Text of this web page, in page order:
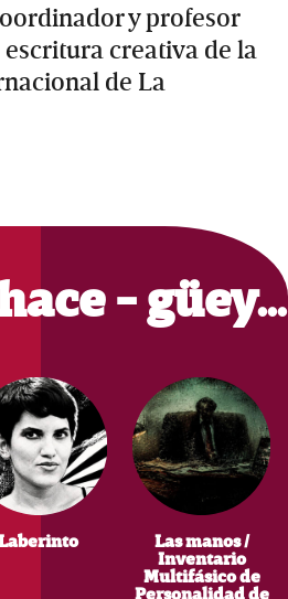
y profesor
creativa de la
de La
- güey…
Las manos /
Inventario
Multifásico de